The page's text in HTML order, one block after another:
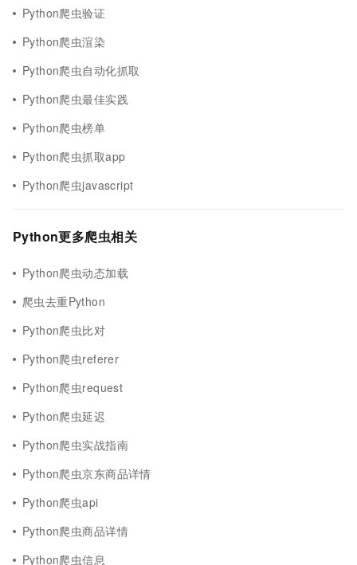
Python爬虫验证
Python爬虫渲染
Python爬虫自动化抓取
Python爬虫最佳实践
Python爬虫榜单
Python爬虫抓取app
Python爬虫javascript
Python更多爬虫相关
Python爬虫动态加载
爬虫去重Python
Python爬虫比对
Python爬虫referer
Python爬虫request
Python爬虫延迟
Python爬虫实战指南
Python爬虫京东商品详情
Python爬虫api
Python爬虫商品详情
Python爬虫信息